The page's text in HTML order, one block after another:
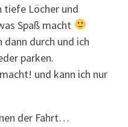
tiefe Löcher und
Spaß macht
dann durch und ich
parken.
und kann ich nur
der Fahrt…